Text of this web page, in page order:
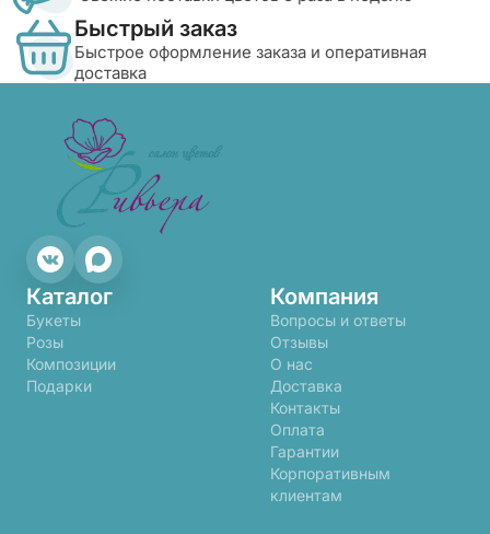
Быстрый заказ
Быстрое оформление заказа и оперативная
доставка
Каталог
Букеты
Розы
Композиции
Подарки
Компания
Вопросы и ответы
Отзывы
О нас
Доставка
Контакты
Оплата
Гарантии
Корпоративным
клиентам